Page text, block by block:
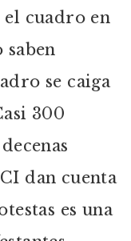
cuadro en
saben
se caiga
300
dan cuenta
es una